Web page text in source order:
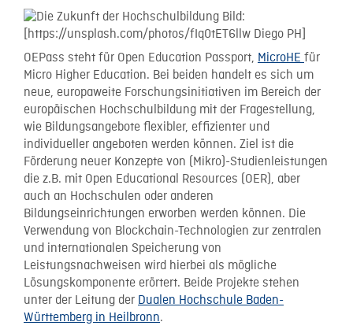
OEPass steht für Open Education Passport, MicroHEfür
Micro Higher Education. Bei beiden handelt es sich um
neue, europaweite Forschungsinitiativen im Bereich der
europäischen Hochschulbildung mit der Fragestellung,
wie Bildungsangebote flexibler, effizienter und
individueller angeboten werden können. Ziel ist die
Förderung neuer Konzepte von (Mikro)-Studienleistungen
die z.B. mit Open Educational Resources (OER), aber
auch an Hochschulen oder anderen
Bildungseinrichtungen erworben werden können. Die
Verwendung von Blockchain-Technologien zur zentralen
und internationalen Speicherung von
Leistungsnachweisen wird hierbei als mögliche
Lösungskomponente erörtert. Beide Projekte stehen
unter der Leitung der Dualen Hochschule Baden-
Württemberg in Heilbronn.